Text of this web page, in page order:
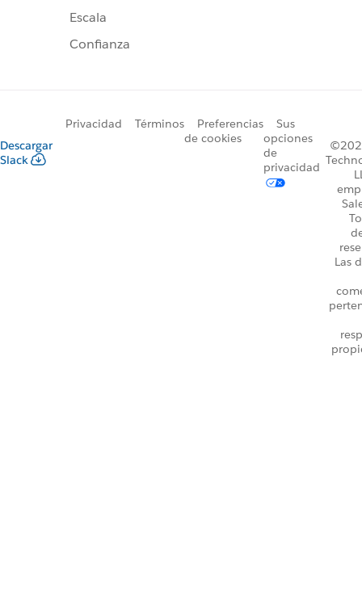
Escala
Confianza
Descargar
Slack
Privacidad Términos
Preferencias
de cookies
Sus
opciones
de
privacidad
Las